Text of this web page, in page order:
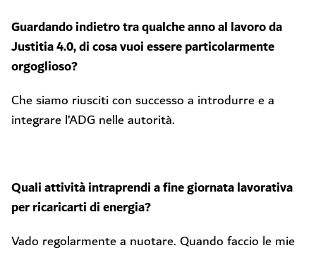
Guardando indietro tra qualche anno al lavoro da
Justitia 4.0, di cosa vuoi essere particolarmente
orgoglioso?
Che siamo riusciti con successo a introdurre e a
integrare l’ADG nelle autorità.
Quali attività intraprendi a fine giornata lavorativa
per ricaricarti di energia?
Vado regolarmente a nuotare. Quando faccio le mie